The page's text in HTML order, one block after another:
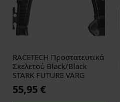
RACETECH Προστατευτικά
Σκελετού Black/Black
STARK FUTURE VARG
55,95 €